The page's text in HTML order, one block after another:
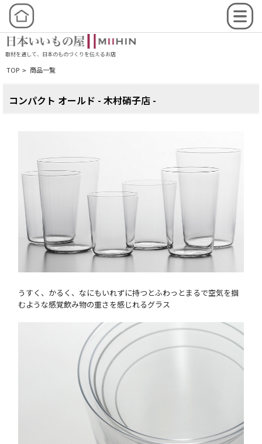
取材を通して、日本のものづくりを伝えるお店
TOP > 商品一覧
コンパクト オールド - 木村硝子店 -
うすく、かるく、なにもいれずに持つとふわっとまるで空気を掴
むような感覚飲み物の重さを感じれるグラス